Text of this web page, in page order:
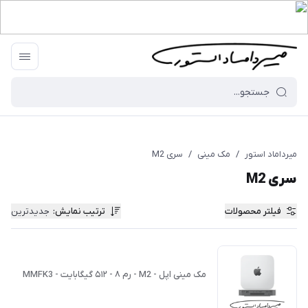
میرداماد استور / مک مینی / سری M2
سری M2
فیلتر محصولات ترتیب نمایش: جدیدترین
مک مینی اپل - M2 - رم ۸ - ۵۱۲ گیگابایت - MMFK3